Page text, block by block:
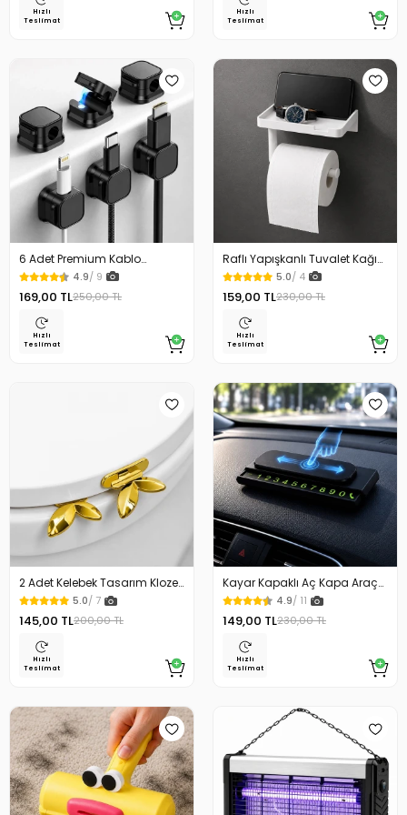
Hızlı
Teslimat
Hızlı
Teslimat
6 Adet Premium Kablo
Düzenleyici Kablo Tutucu
Mıknatıslı Kapak Özellikli
4.9/ 9
169,00 TL250,00 TL
Hızlı
Teslimat
Raflı Yapışkanlı Tuvalet Kağıdı
Askılığı
5.0/ 4
159,00 TL230,00 TL
Hızlı
Teslimat
2 Adet Kelebek Tasarım Klozet
Kaldırma Aparatı Gold Renk
5.0/ 7
145,00 TL200,00 TL
Hızlı
Teslimat
Kayar Kapaklı Aç Kapa Araç
Torpido Üstü Fosforlu
Numaratör Park Numaratörü
4.9/ 11
149,00 TL230,00 TL
Hızlı
Teslimat